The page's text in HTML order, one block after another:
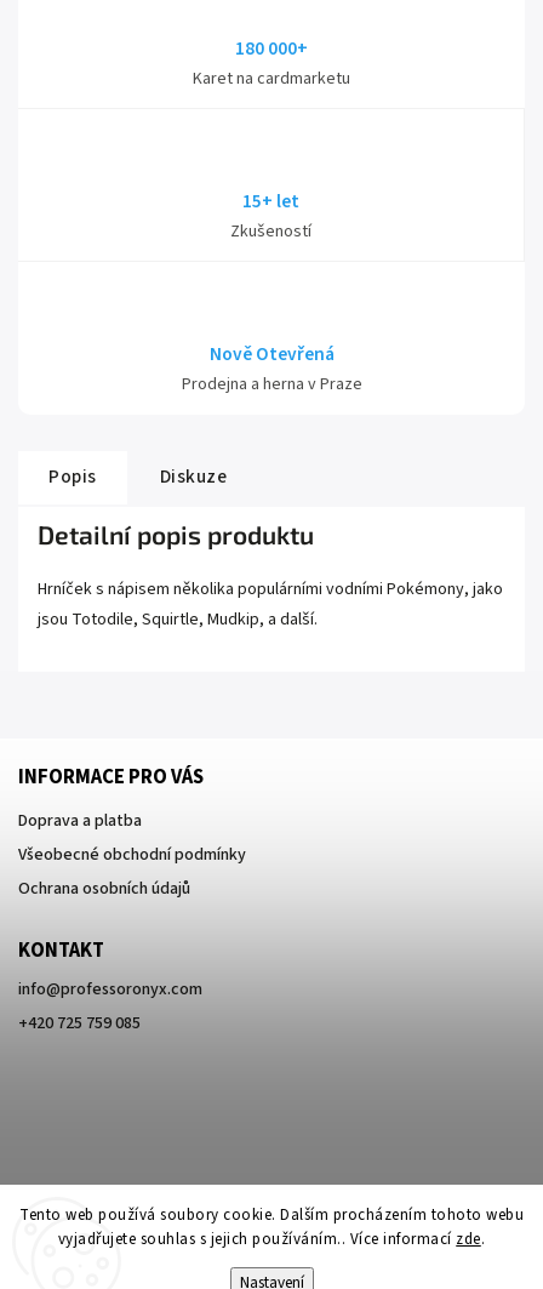
Tento web používá soubory cookie. Dalším procházením tohoto webu
vyjadřujete souhlas s jejich používáním.. Více informací zde.
Nastavení
180 000+
Karet na cardmarketu
15+ let
Zkušeností
Nově Otevřená
Prodejna a herna v Praze
Popis Diskuze
Detailní popis produktu
Hrníček s nápisem několika populárními vodními Pokémony, jako
jsou Totodile, Squirtle, Mudkip, a další.
INFORMACE PRO VÁS
Doprava a platba
Všeobecné obchodní podmínky
Ochrana osobních údajů
KONTAKT
info@professoronyx.com
+420 725 759 085